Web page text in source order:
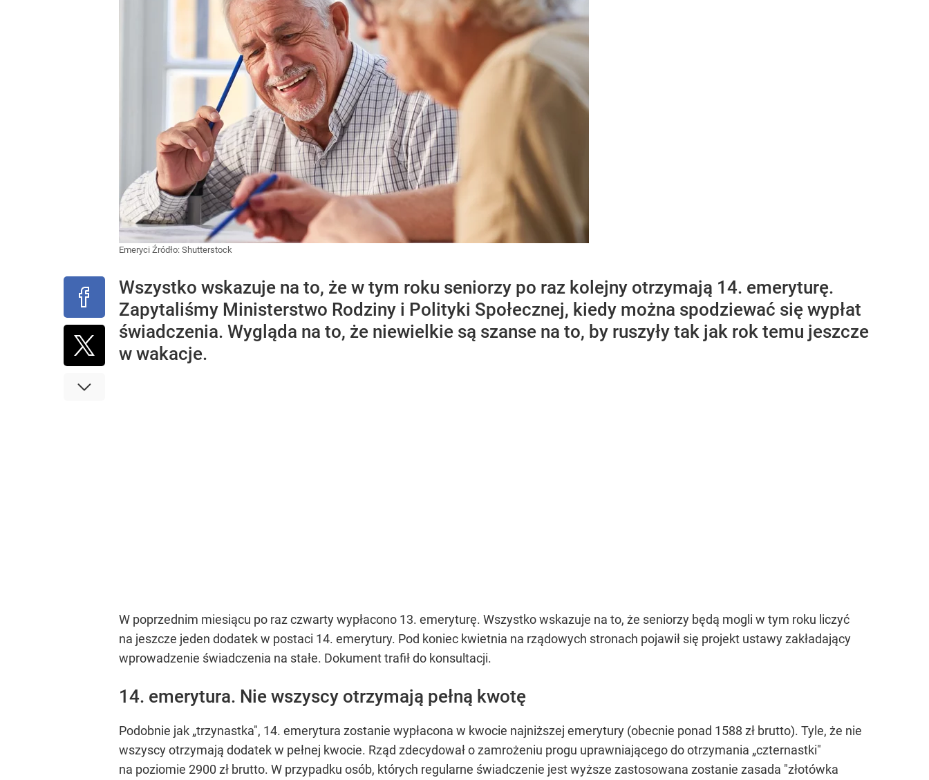
Emeryci Źródło: Shutterstock
Wszystko wskazuje na to, że w tym roku seniorzy po raz kolejny otrzymają 14. emeryturę.
Zapytaliśmy Ministerstwo Rodziny i Polityki Społecznej, kiedy można spodziewać się wypłat
świadczenia. Wygląda na to, że niewielkie są szanse na to, by ruszyły tak jak rok temu jeszcze
w wakacje.
W poprzednim miesiącu po raz czwarty wypłacono 13. emeryturę. Wszystko wskazuje na to, że seniorzy będą mogli w tym roku liczyć
na jeszcze jeden dodatek w postaci 14. emerytury. Pod koniec kwietnia na rządowych stronach pojawił się projekt ustawy zakładający
wprowadzenie świadczenia na stałe. Dokument trafił do konsultacji.
14. emerytura. Nie wszyscy otrzymają pełną kwotę
Podobnie jak „trzynastka", 14. emerytura zostanie wypłacona w kwocie najniższej emerytury (obecnie ponad 1588 zł brutto). Tyle, że nie
wszyscy otrzymają dodatek w pełnej kwocie. Rząd zdecydował o zamrożeniu progu uprawniającego do otrzymania „czternastki"
na poziomie 2900 zł brutto. W przypadku osób, których regularne świadczenie jest wyższe zastosowana zostanie zasada "złotówka